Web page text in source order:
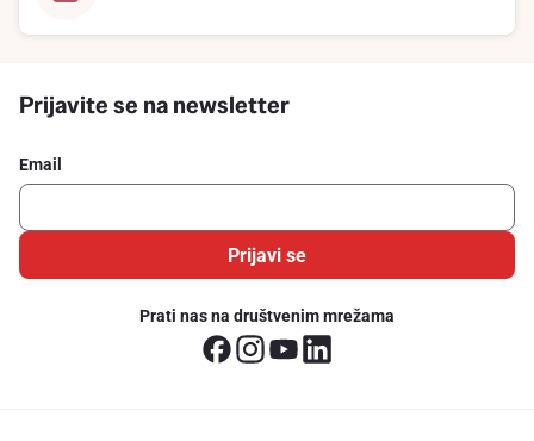
Prijavite se na newsletter
Email
Prijavi se
Prati nas na društvenim mrežama